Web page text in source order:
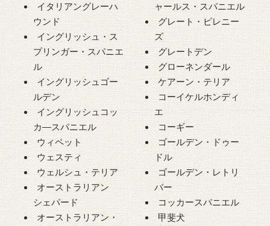
イタリアングレーハ
ウンド
イングリッシュ・ス
プリンガー・スパニエ
ル
イングリッシュゴー
ルデン
イングリッシュコッ
カ―スパニエル
ウィペット
ウェスティ
ウェルシュ・テリア
オーストラリアン
シェパード
オーストラリアン・
ャールス・スパニエル
グレート・ピレニー
ズ
グレートデン
グローネンダール
ケアーン・テリア
コーイケルホンディ
エ
コーギー
ゴールデン・ドゥー
ドル
ゴールデン・レトリ
バー
コッカースパニエル
甲斐犬